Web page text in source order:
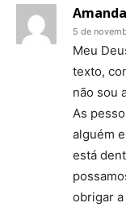
Amanda
5 de
Meu
texto,
não sou
As
alguém
está
obrigar a